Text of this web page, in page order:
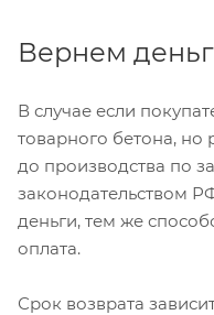
Вернем
В случае если
товарного бетона, но
до производства по
законодательством
деньги, тем же
оплата.
Срок возврата